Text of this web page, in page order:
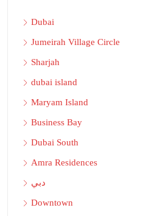
Dubai
Jumeirah Village Circle
Sharjah
dubai island
Maryam Island
Business Bay
Dubai South
Amra Residences
دبي
Downtown